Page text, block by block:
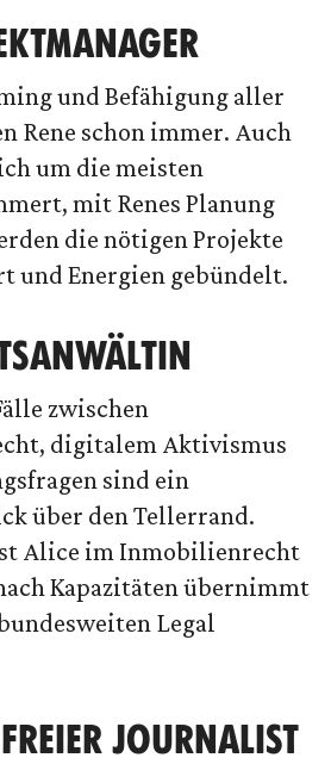
und Befähigung aller
Rene schon immer. Auch
um die meisten
mit Renes Planung
die nötigen Projekte
und Energien gebündelt.
zwischen
digitalem Aktivismus
sind ein
über den Tellerrand.
Alice im Inmobilienrecht
Kapazitäten übernimmt
Legal
JOURNALIST